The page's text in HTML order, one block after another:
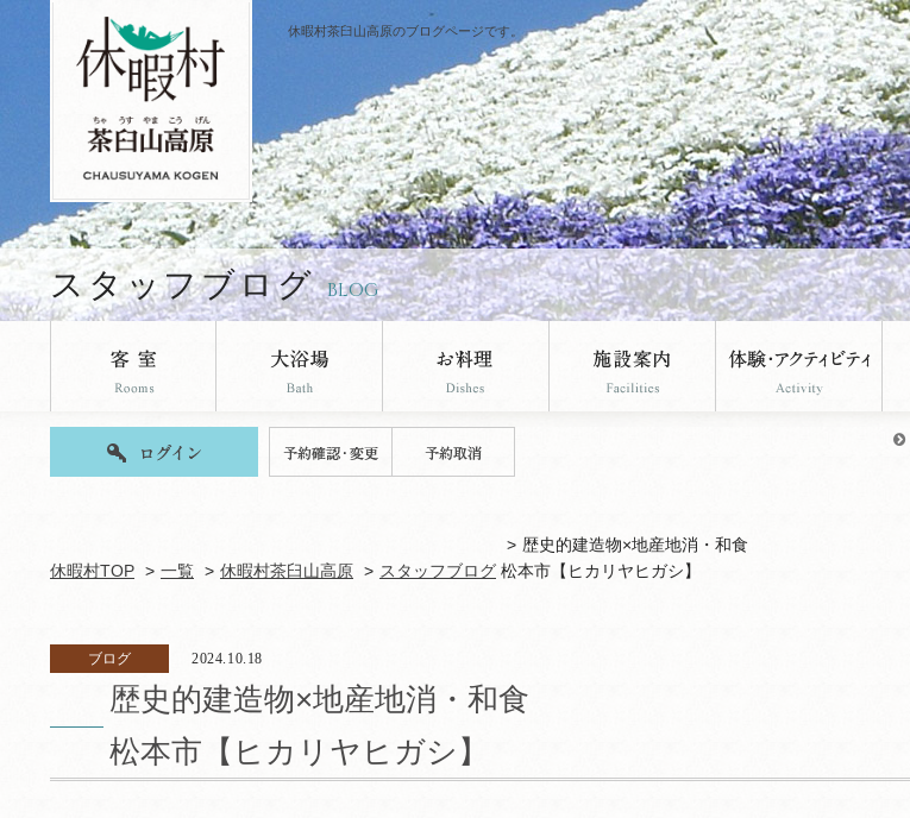
休暇村茶臼山高原のブログページです。
スタッフブログ BLOG
休暇村TOP 一覧 休暇村茶臼山高原 スタッフブログ
歴史的建造物×地産地消・和食
松本市【ヒカリヤヒガシ】
ブログ 2024.10.18
歴史的建造物×地産地消・和食
松本市【ヒカリヤヒガシ】